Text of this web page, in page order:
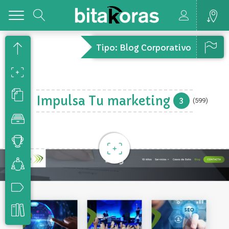
Tipo: Blog Corporativo
Impulsa Tu marketing 3 (599)